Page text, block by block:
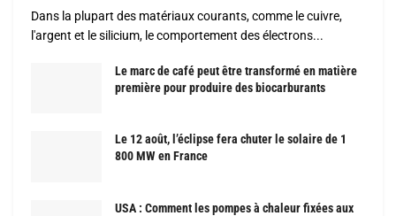
Dans la plupart des matériaux courants, comme le cuivre,
l'argent et le silicium, le comportement des électrons...
Le marc de café peut être transformé en matière
première pour produire des biocarburants
Le 12 août, l’éclipse fera chuter le solaire de 1
800 MW en France
USA : Comment les pompes à chaleur fixées aux